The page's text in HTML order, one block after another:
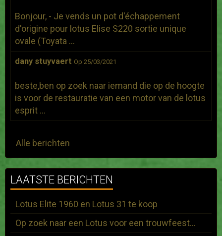
Bonjour, - Je vends un pot d'échappement
d'origine pour lotus Elise S220 sortie unique
ovale (Toyata ...
dany stuyvaert Op 25/03/2021
beste,ben op zoek naar iemand die op de hoogte
is voor de restauratie van een motor van de lotus
esprit ...
Alle berichten
LAATSTE BERICHTEN
Lotus Elite 1960 en Lotus 31 te koop
Op zoek naar een Lotus voor een trouwfeest...